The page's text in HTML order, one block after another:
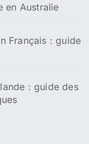
en Australie
Français : guide
: guide des